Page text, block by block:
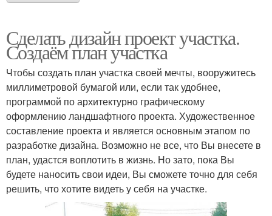
Сделать дизайн проект участка.
Создаём план участка
Чтобы создать план участка своей мечты, вооружитесь
миллиметровой бумагой или, если так удобнее,
программой по архитектурно графическому
оформлению ландшафтного проекта. Художественное
составление проекта и является основным этапом по
разработке дизайна. Возможно не все, что Вы внесете в
план, удастся воплотить в жизнь. Но зато, пока Вы
будете наносить свои идеи, Вы сможете точно для себя
решить, что хотите видеть у себя на участке.